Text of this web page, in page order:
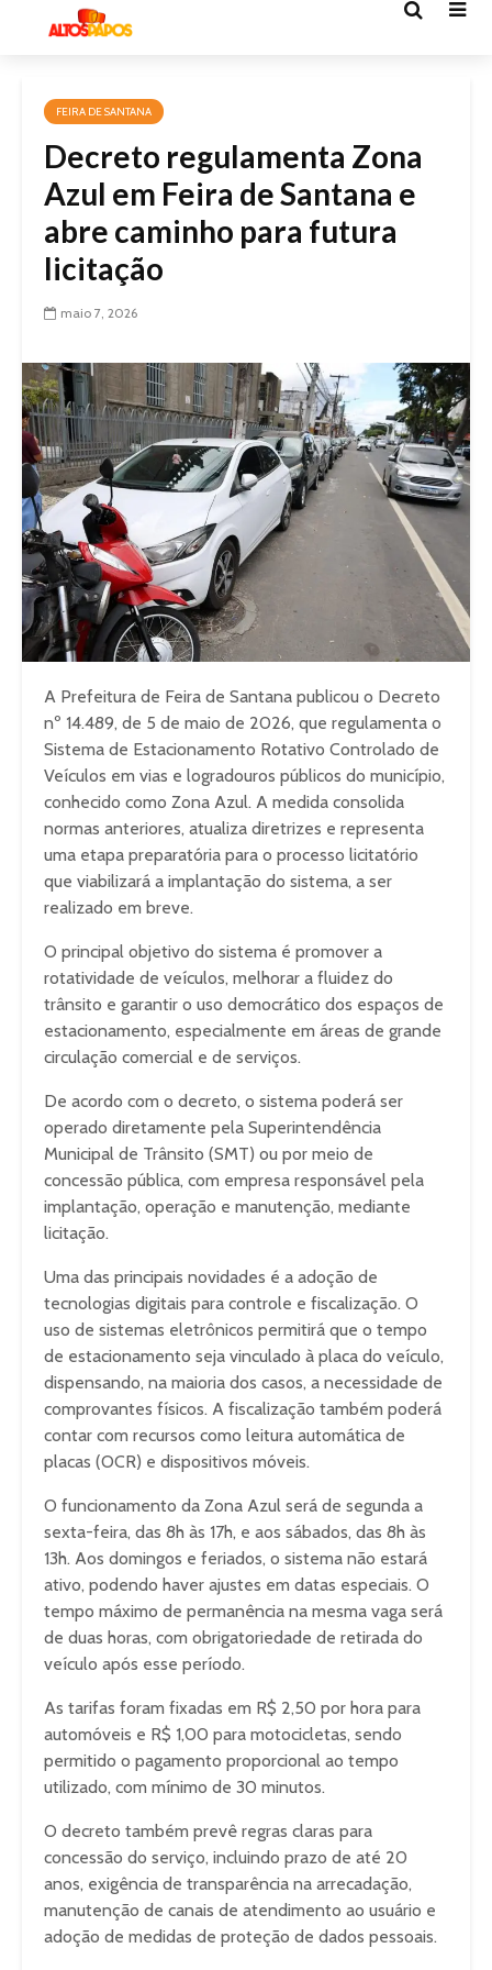
FEIRA DE SANTANA
Decreto regulamenta Zona
Azul em Feira de Santana e
abre caminho para futura
licitação
maio 7, 2026
A Prefeitura de Feira de Santana publicou o Decreto
nº 14.489, de 5 de maio de 2026, que regulamenta o
Sistema de Estacionamento Rotativo Controlado de
Veículos em vias e logradouros públicos do município,
conhecido como Zona Azul. A medida consolida
normas anteriores, atualiza diretrizes e representa
uma etapa preparatória para o processo licitatório
que viabilizará a implantação do sistema, a ser
realizado em breve.
O principal objetivo do sistema é promover a
rotatividade de veículos, melhorar a fluidez do
trânsito e garantir o uso democrático dos espaços de
estacionamento, especialmente em áreas de grande
circulação comercial e de serviços.
De acordo com o decreto, o sistema poderá ser
operado diretamente pela Superintendência
Municipal de Trânsito (SMT) ou por meio de
concessão pública, com empresa responsável pela
implantação, operação e manutenção, mediante
licitação.
Uma das principais novidades é a adoção de
tecnologias digitais para controle e fiscalização. O
uso de sistemas eletrônicos permitirá que o tempo
de estacionamento seja vinculado à placa do veículo,
dispensando, na maioria dos casos, a necessidade de
comprovantes físicos. A fiscalização também poderá
contar com recursos como leitura automática de
placas (OCR) e dispositivos móveis.
O funcionamento da Zona Azul será de segunda a
sexta-feira, das 8h às 17h, e aos sábados, das 8h às
13h. Aos domingos e feriados, o sistema não estará
ativo, podendo haver ajustes em datas especiais. O
tempo máximo de permanência na mesma vaga será
de duas horas, com obrigatoriedade de retirada do
veículo após esse período.
As tarifas foram fixadas em R$ 2,50 por hora para
automóveis e R$ 1,00 para motocicletas, sendo
permitido o pagamento proporcional ao tempo
utilizado, com mínimo de 30 minutos.
O decreto também prevê regras claras para
concessão do serviço, incluindo prazo de até 20
anos, exigência de transparência na arrecadação,
manutenção de canais de atendimento ao usuário e
adoção de medidas de proteção de dados pessoais.